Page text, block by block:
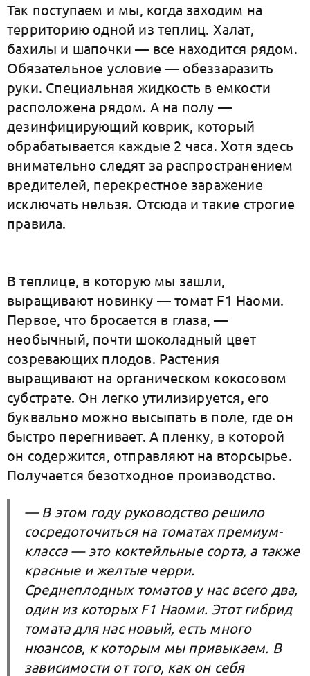
Так поступаем и мы, когда заходим на
территорию одной из теплиц. Халат,
бахилы и шапочки — все находится рядом.
Обязательное условие — обеззаразить
руки. Специальная жидкость в емкости
расположена рядом. А на полу —
дезинфицирующий коврик, который
обрабатывается каждые 2 часа. Хотя здесь
внимательно следят за распространением
вредителей, перекрестное заражение
исключать нельзя. Отсюда и такие строгие
правила.
В теплице, в которую мы зашли,
выращивают новинку — томат F1 Наоми.
Первое, что бросается в глаза, —
необычный, почти шоколадный цвет
созревающих плодов. Растения
выращивают на органическом кокосовом
субстрате. Он легко утилизируется, его
буквально можно высыпать в поле, где он
быстро перегнивает. А пленку, в которой
он содержится, отправляют на вторсырье.
Получается безотходное производство.
— В этом году руководство решило
сосредоточиться на томатах премиум-
класса — это коктейльные сорта, а также
красные и желтые черри.
Среднеплодных томатов у нас всего два,
один из которых F1 Наоми. Этот гибрид
томата для нас новый, есть много
нюансов, к которым мы привыкаем. В
зависимости от того, как он себя